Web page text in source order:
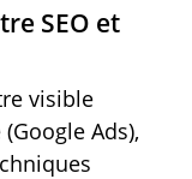
SEO et
visible
Ads),